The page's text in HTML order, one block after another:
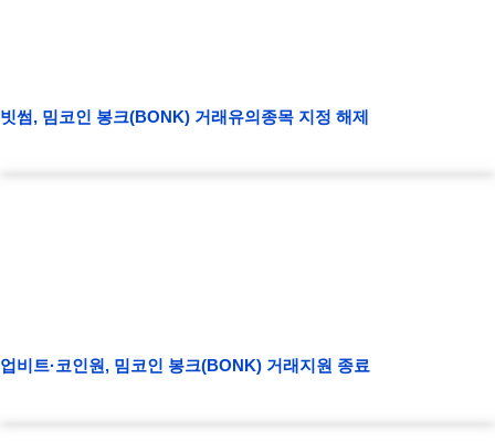
빗썸, 밈코인 봉크(BONK) 거래유의종목 지정 해제
업비트·코인원, 밈코인 봉크(BONK) 거래지원 종료